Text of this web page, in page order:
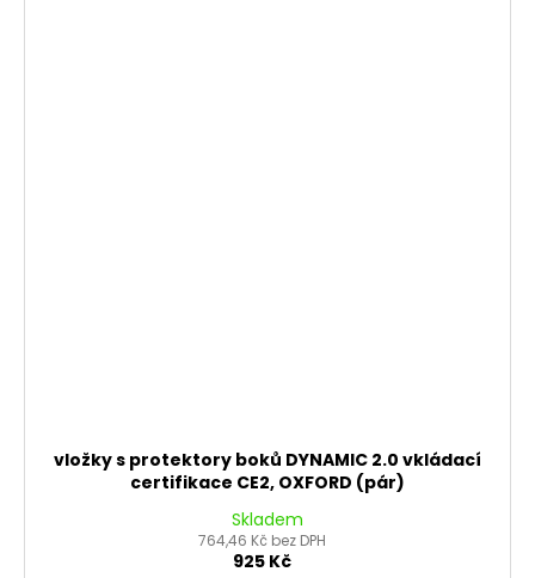
vložky s protektory boků DYNAMIC 2.0 vkládací
certifikace CE2, OXFORD (pár)
Skladem
764,46 Kč bez DPH
925 Kč